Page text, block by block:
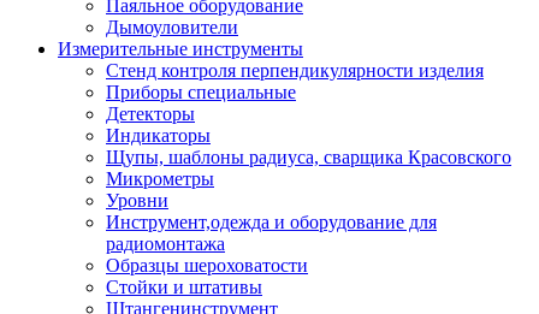
Паяльное оборудование
Дымоуловители
Измерительные инструменты
Стенд контроля перпендикулярности изделия
Приборы специальные
Детекторы
Индикаторы
Щупы, шаблоны радиуса, сварщика Красовского
Микрометры
Уровни
Инструмент,одежда и оборудование для
радиомонтажа
Образцы шероховатости
Стойки и штативы
Штангенинструмент